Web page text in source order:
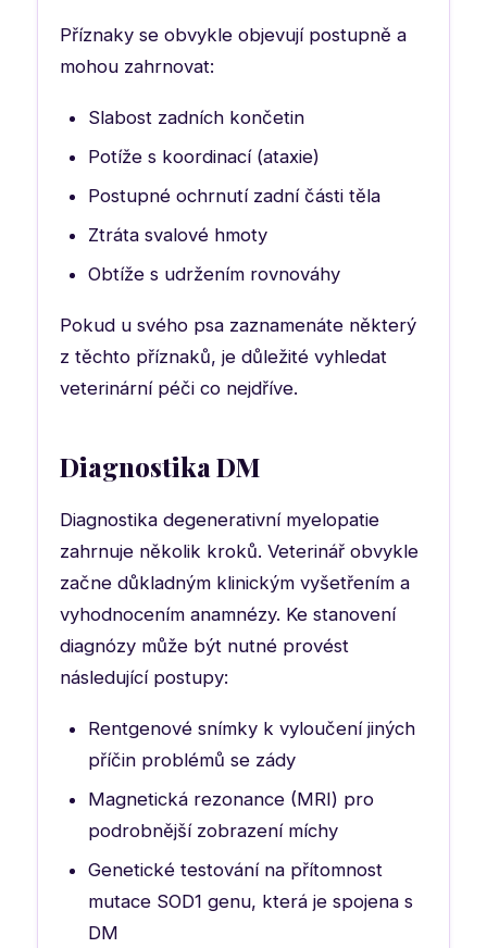
Příznaky se obvykle objevují postupně a
mohou zahrnovat:
Slabost zadních končetin
Potíže s koordinací (ataxie)
Postupné ochrnutí zadní části těla
Ztráta svalové hmoty
Obtíže s udržením rovnováhy
Pokud u svého psa zaznamenáte některý
z těchto příznaků, je důležité vyhledat
veterinární péči co nejdříve.
Diagnostika DM
Diagnostika degenerativní myelopatie
zahrnuje několik kroků. Veterinář obvykle
začne důkladným klinickým vyšetřením a
vyhodnocením anamnézy. Ke stanovení
diagnózy může být nutné provést
následující postupy:
Rentgenové snímky k vyloučení jiných
příčin problémů se zády
Magnetická rezonance (MRI) pro
podrobnější zobrazení míchy
Genetické testování na přítomnost
mutace SOD1 genu, která je spojena s
DM